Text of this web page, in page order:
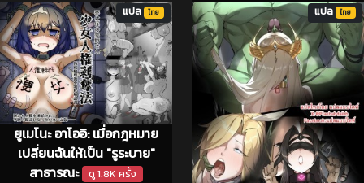
ยูเมโนะ อาโออิ: เมื่อกฎหมาย
เปลี่ยนฉันให้เป็น "รูระบาย"
สาธารณะ ดู 1.8K ครั้ง
แปล ไทย แปล ไทย